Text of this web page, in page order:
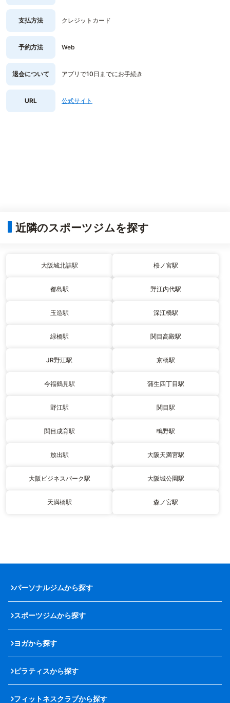
支払方法 クレジットカード
予約方法 Web
退会について アプリで10日までにお手続き
URL 公式サイト
近隣のスポーツジムを探す
大阪城北詰駅 桜ノ宮駅
都島駅 野江内代駅
玉造駅 深江橋駅
緑橋駅 関目高殿駅
JR野江駅 京橋駅
今福鶴見駅 蒲生四丁目駅
野江駅 関目駅
関目成育駅 鴫野駅
放出駅 大阪天満宮駅
大阪ビジネスパーク駅 大阪城公園駅
天満橋駅 森ノ宮駅
パーソナルジムから探す
スポーツジムから探す
ヨガから探す
ピラティスから探す
フィットネスクラブから探す